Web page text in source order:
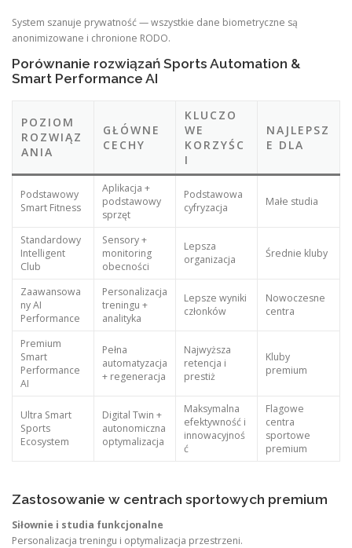
System szanuje prywatność — wszystkie dane biometryczne są
anonimizowane i chronione RODO.
Porównanie rozwiązań Sports Automation &
Smart Performance AI
POZIOM
ROZWIĄZ
ANIA
GŁÓWNE
CECHY
KLUCZO
WE
KORZYŚC
I
NAJLEPSZ
E DLA
Podstawowy
Smart Fitness
Aplikacja +
podstawowy
sprzęt
Podstawowa
cyfryzacja
Małe studia
Standardowy
Intelligent
Club
Sensory +
monitoring
obecności
Lepsza
organizacja
Średnie kluby
Zaawansowa
ny AI
Performance
Personalizacja
treningu +
analityka
Lepsze wyniki
członków
Nowoczesne
centra
Premium
Smart
Performance
AI
Pełna
automatyzacja
+ regeneracja
Najwyższa
retencja i
prestiż
Kluby
premium
Ultra Smart
Sports
Ecosystem
Digital Twin +
autonomiczna
optymalizacja
Maksymalna
efektywność i
innowacyjnoś
ć
Flagowe
centra
sportowe
premium
Zastosowanie w centrach sportowych premium
Siłownie i studia funkcjonalne
Personalizacja treningu i optymalizacja przestrzeni.